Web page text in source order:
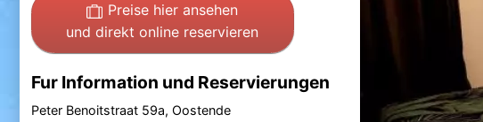
Preise hier ansehen
und direkt online reservieren
Fur Information und Reservierungen
Peter Benoitstraat 59a, Oostende